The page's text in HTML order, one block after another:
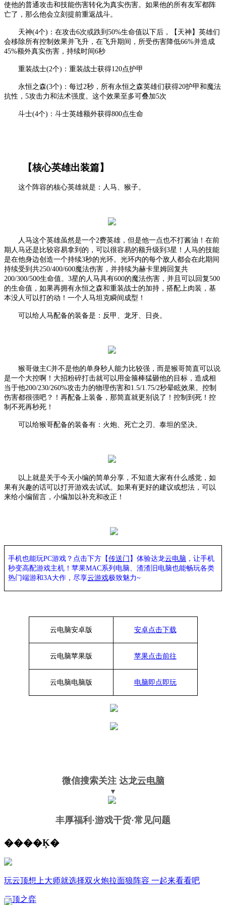
使他的普通攻击和技能伤害转化为真实伤害。如果他的所有友军都阵
亡了，那么他会立刻提前重返战斗。
天神(4个)：在攻击6次或跌到50%生命值以下后，【天神】英雄们
会移除所有控制效果并飞升，在飞升期间，所受伤害降低66%并造成
45%额外真实伤害，持续时间6秒
重装战士(2个)：重装战士获得120点护甲
永恒之森(3个)：每过2秒，所有永恒之森英雄们获得20护甲和魔法
抗性，5攻击力和法术强度。这个效果至多可叠加5次
斗士(4个)：斗士英雄额外获得800点生命
【核心英雄出装篇】
这个阵容的核心英雄就是：人马、猴子。
人马这个英雄虽然是一个2费英雄，但是他一点也不打酱油！在前
期人马还是比较容易拿到的，可以很容易的额升级到3星！人马的技能
是在他身边创造一个持续3秒的光环。光环内的每个敌人都会在此期间
持续受到共250/400/600魔法伤害，并持续为赫卡里姆回复共
200/300/500生命值。3星的人马具有600的魔法伤害，并且可以回复500
的生命值，如果再拥有永恒之森和重装战士的加持，搭配上肉装，基
本没人可以打的动！一个人马坦克瞬间成型！
可以给人马配备的装备是：反甲、龙牙、日炎。
猴哥做主C并不是他的单身秒人能力比较强，而是猴哥简直可以说
是一个大控啊！大招粉碎打击就可以用金箍棒猛砸他的目标，造成相
当于他200/230/260%攻击力的物理伤害和1.5/1.75/2秒晕眩效果。控制
伤害都很强吧？！再配备上装备，那简直就更别说了！控制到死！控
制不死再秒死！
可以给猴哥配备的装备有：火炮、死亡之刃、泰坦的坚决。
以上就是关于今天小编的简单分享，不知道大家有什么感觉，如
果有兴趣的话可以打开游戏去试试。如果有更好的建议或想法，可以
来给小编留言，小编加以补充和改正！
手机也能玩PC游戏？点击下方【传送门 】体验达龙云电脑 ，让手机
秒变高配游戏主机 ！苹果MAC系列电脑、渣渣旧电脑也能畅玩各类
热门端游和3A大作， 尽享云游戏极致魅力~
云电脑安卓版 安卓点击下载
云电脑苹果版 苹果点击前往
云电脑电脑版 电脑即点即玩
微信搜索关注 达龙云电脑
▼
丰厚福利 ·游戏干货·常见问题
����Ķ�
玩云顶想上大师就选择双火炮拉面狼阵容 一起来看看吧
云顶之弈